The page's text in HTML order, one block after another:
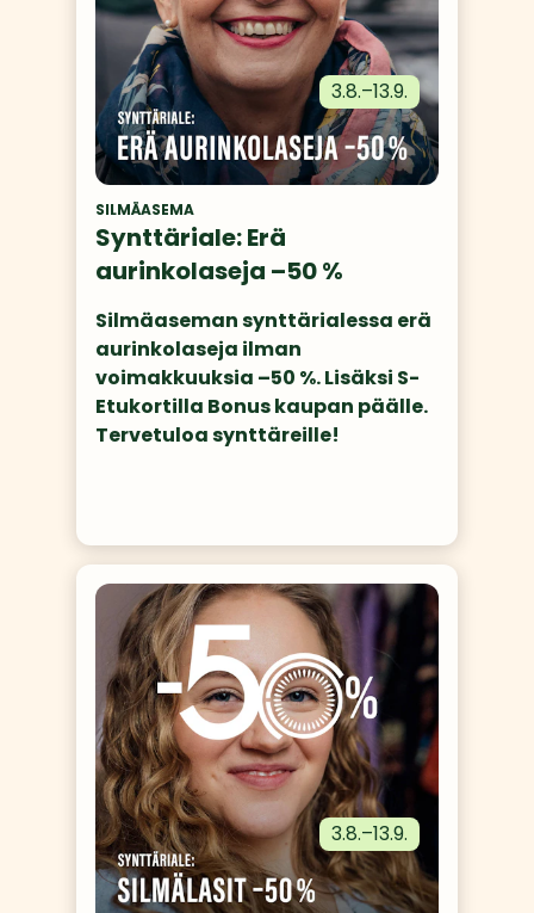
3.8.–13.9.
SILMÄASEMA
Synttäriale: Erä
aurinkolaseja –50 %
Silmäaseman synttärialessa erä
aurinkolaseja ilman
voimakkuuksia –50 %. Lisäksi S-
Etukortilla Bonus kaupan päälle.
Tervetuloa synttäreille!
3.8.–13.9.